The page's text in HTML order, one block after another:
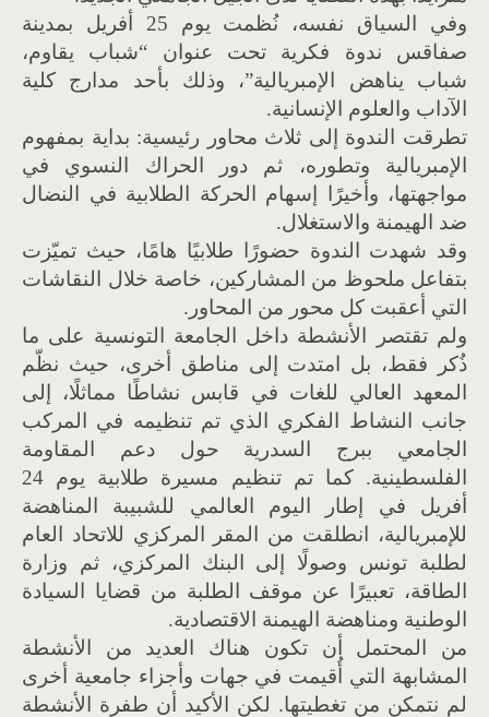
وفي السياق نفسه، نُظمت يوم 25 أفريل بمدينة
صفاقس ندوة فكرية تحت عنوان “شباب يقاوم،
شباب يناهض الإمبريالية”، وذلك بأحد مدارج كلية
الآداب والعلوم الإنسانية.
تطرقت الندوة إلى ثلاث محاور رئيسية: بداية بمفهوم
الإمبريالية وتطوره، ثم دور الحراك النسوي في
مواجهتها، وأخيرًا إسهام الحركة الطلابية في النضال
ضد الهيمنة والاستغلال.
وقد شهدت الندوة حضورًا طلابيًا هامًا، حيث تميّزت
بتفاعل ملحوظ من المشاركين، خاصة خلال النقاشات
التي أعقبت كل محور من المحاور.
ولم تقتصر الأنشطة داخل الجامعة التونسية على ما
ذُكر فقط، بل امتدت إلى مناطق أخرى، حيث نظّم
المعهد العالي للغات في قابس نشاطًا مماثلًا، إلى
جانب النشاط الفكري الذي تم تنظيمه في المركب
الجامعي ببرج السدرية حول دعم المقاومة
الفلسطينية. كما تم تنظيم مسيرة طلابية يوم 24
أفريل في إطار اليوم العالمي للشبيبة المناهضة
للإمبريالية، انطلقت من المقر المركزي للاتحاد العام
لطلبة تونس وصولًا إلى البنك المركزي، ثم وزارة
الطاقة، تعبيرًا عن موقف الطلبة من قضايا السيادة
الوطنية ومناهضة الهيمنة الاقتصادية.
من المحتمل أن تكون هناك العديد من الأنشطة
المشابهة التي أُقيمت في جهات وأجزاء جامعية أخرى
لم نتمكن من تغطيتها. لكن الأكيد أن طفرة الأنشطة